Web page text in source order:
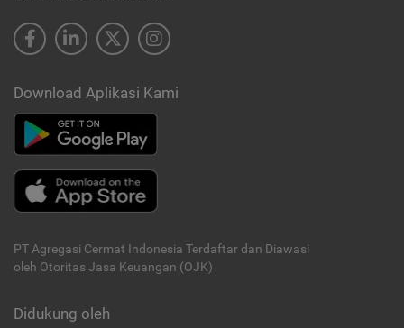
Download Aplikasi Kami
PT Agregasi Cermat Indonesia Terdaftar dan Diawasi
oleh Otoritas Jasa Keuangan (OJK)
Didukung oleh